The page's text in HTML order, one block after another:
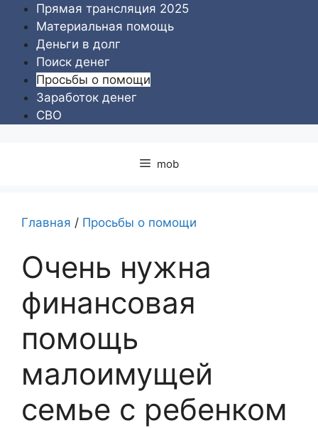
Перейти
содержимому
Прямая трансляция 2025
Материальная помощь
Деньги в долг
Поиск денег
Просьбы о помощи
Заработок денег
СВО
mob
Главная / Просьбы о помощи
Очень нужна
финансовая
помощь
малоимущей
семье с ребенком